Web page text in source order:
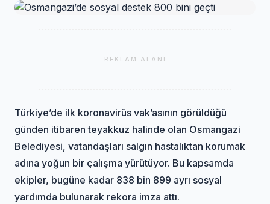
REKLAM ALANI
Türkiye’de ilk koronavirüs vak’asının görüldüğü
günden itibaren teyakkuz halinde olan Osmangazi
Belediyesi, vatandaşları salgın hastalıktan korumak
adına yoğun bir çalışma yürütüyor. Bu kapsamda
ekipler, bugüne kadar 838 bin 899 ayrı sosyal
yardımda bulunarak rekora imza attı.